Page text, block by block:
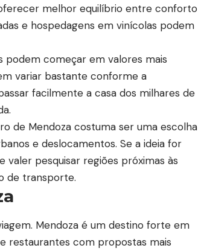
melhor equilíbrio entre conforto
e hospedagens em vinícolas podem
podem começar em valores mais
variar bastante conforme a
facilmente a casa dos milhares de
de Mendoza costuma ser uma escolha
e deslocamentos. Se a ideia for
valer pesquisar regiões próximas às
de transporte.
Mendoza é um destino forte em
restaurantes com propostas mais